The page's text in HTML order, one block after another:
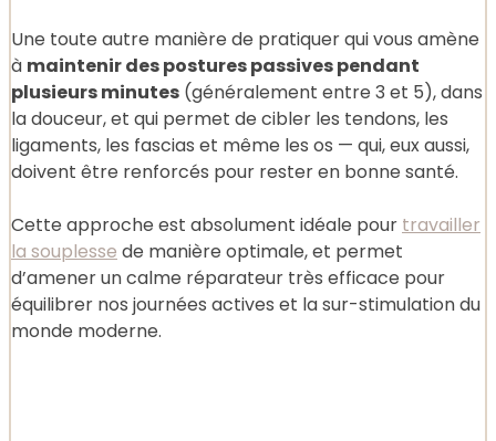
Une toute autre manière de pratiquer qui vous amène
à maintenir des postures passives pendant
plusieurs minutes (généralement entre 3 et 5), dans
la douceur, et qui permet de cibler les tendons, les
ligaments, les fascias et même les os — qui, eux aussi,
doivent être renforcés pour rester en bonne santé.
Cette approche est absolument idéale pour travailler
la souplesse de manière optimale, et permet
d’amener un calme réparateur très efficace pour
équilibrer nos journées actives et la sur-stimulation du
monde moderne.